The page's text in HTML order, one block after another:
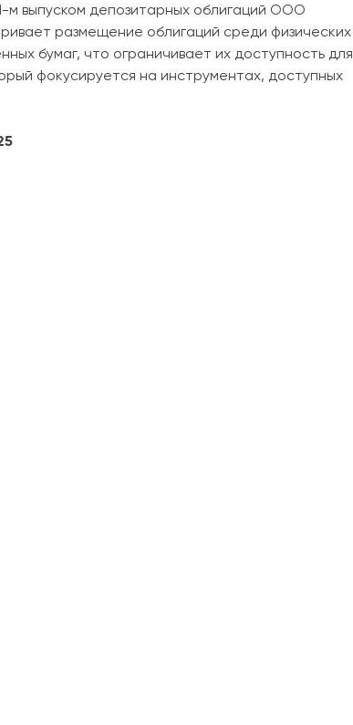
выпуском депозитарных облигаций ООО
размещение облигаций среди физических
бумаг, что ограничивает их доступность для
фокусируется на инструментах, доступных